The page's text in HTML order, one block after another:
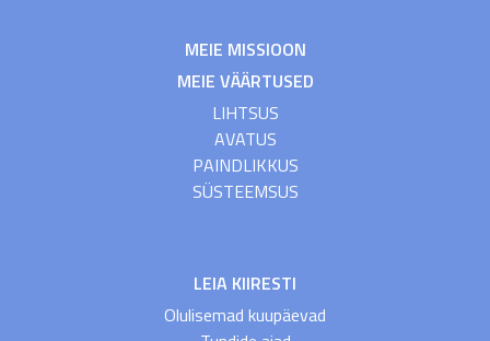
MEIE MISSIOON
MEIE VÄÄRTUSED
LIHTSUS
AVATUS
PAINDLIKKUS
SÜSTEEMSUS
LEIA KIIRESTI
Olulisemad kuupäevad